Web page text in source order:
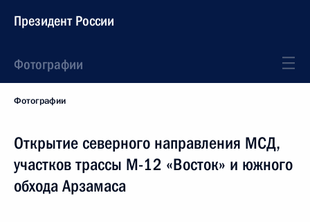
Президент России
Фотографии
Фотографии
Открытие северного направления МСД,
участков трассы М-12 «Восток» и южного
обхода Арзамаса